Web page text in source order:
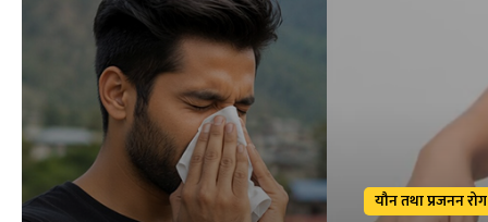
यौन तथा प्रजनन रोग